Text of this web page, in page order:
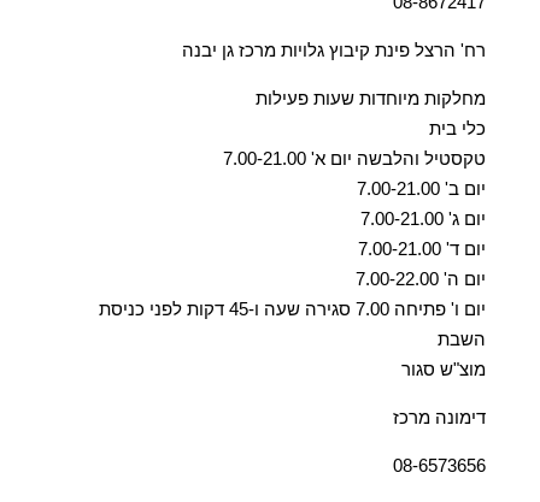
רח' הרצל פינת קיבוץ גלויות מרכז גן יבנה
מחלקות מיוחדות שעות פעילות
כלי בית
טקסטיל והלבשה יום א' 7.00-21.00
יום ב' 7.00-21.00
יום ג' 7.00-21.00
יום ד' 7.00-21.00
יום ה' 7.00-22.00
יום ו' פתיחה 7.00 סגירה שעה ו-45 דקות לפני כניסת
השבת
מוצ"ש סגור
דימונה מרכז
08-6573656